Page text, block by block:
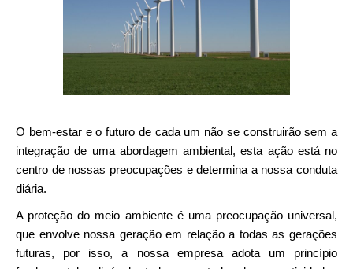
O bem-estar e o futuro de cada um não se construirão sem a
integração de uma abordagem ambiental, esta ação está no
centro de nossas preocupações e determina a nossa conduta
diária.
A proteção do meio ambiente é uma preocupação universal,
que envolve nossa geração em relação a todas as gerações
futuras, por isso, a nossa empresa adota um princípio